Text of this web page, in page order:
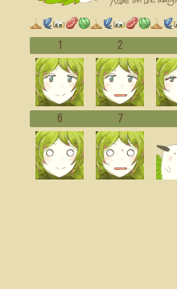
1 2
6 7